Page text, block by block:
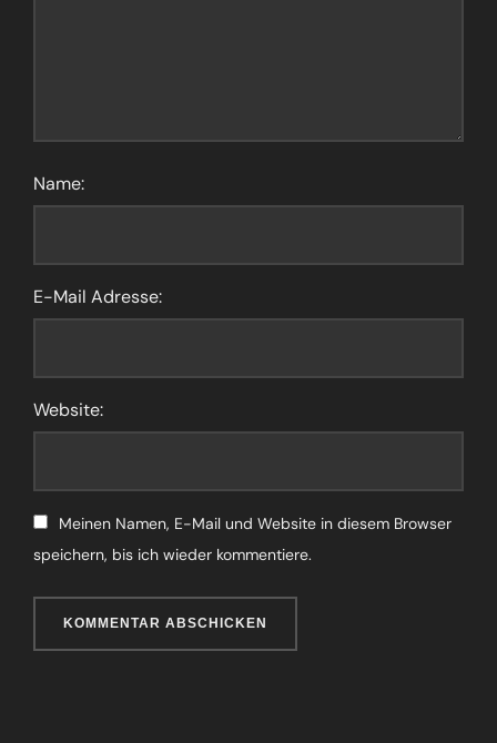
Name:
E-Mail Adresse:
Website:
Meinen Namen, E-Mail und Website in diesem Browser
speichern, bis ich wieder kommentiere.